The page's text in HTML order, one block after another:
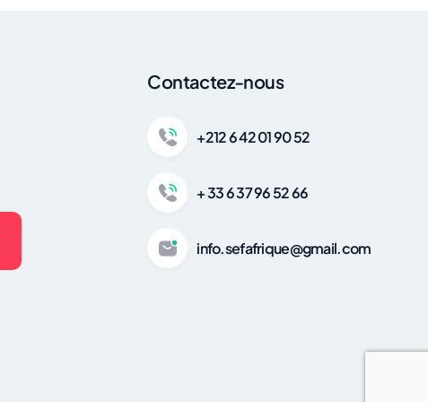
Contactez-nous
+212 6 42 01 90 52
+ 33 6 37 96 52 66
info.sefafrique@gmail.com